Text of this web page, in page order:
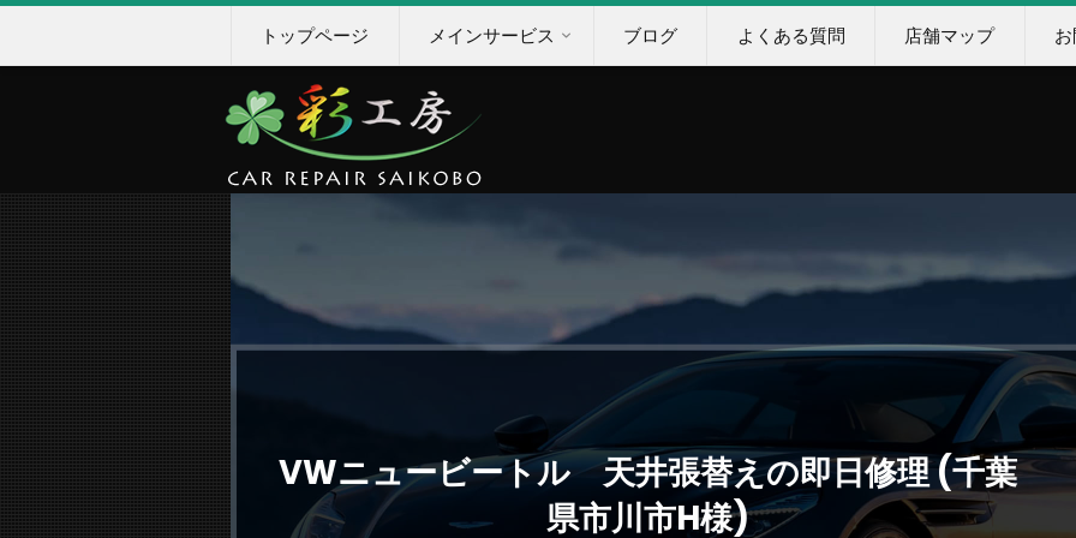
トップページ メインサービス ブログ よくある質問 店舗マップ
VWニュービートル 天井張替えの即日修理 (千葉
県市川市H様)